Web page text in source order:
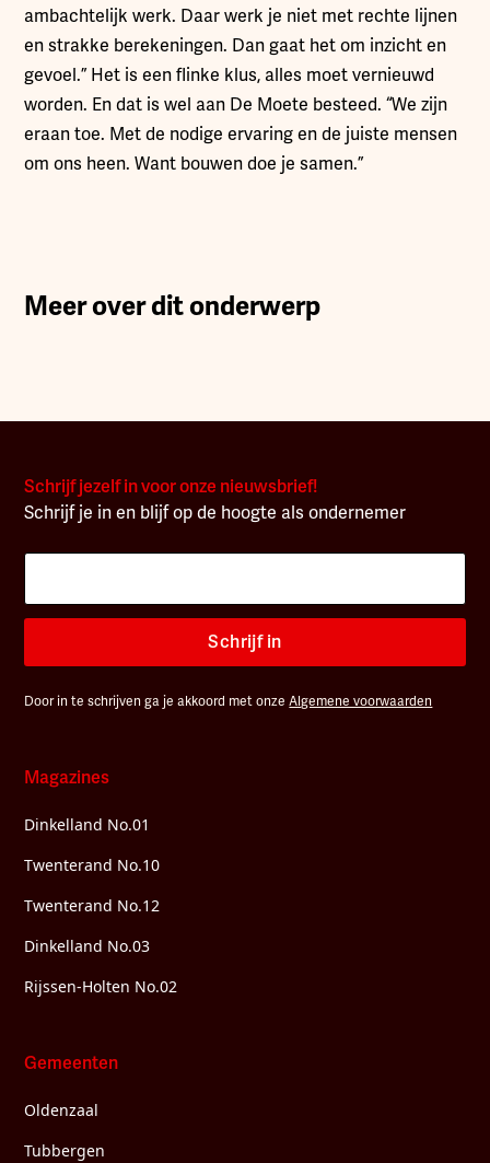
ambachtelijk werk. Daar werk je niet met rechte lijnen
en strakke berekeningen. Dan gaat het om inzicht en
gevoel.” Het is een flinke klus, alles moet vernieuwd
worden. En dat is wel aan De Moete besteed. “We zijn
eraan toe. Met de nodige ervaring en de juiste mensen
om ons heen. Want bouwen doe je samen.”
Meer over dit onderwerp
Schrijf jezelf in voor onze nieuwsbrief!
Schrijf je in en blijf op de hoogte als ondernemer
Schrijf in
Door in te schrijven ga je akkoord met onzeAlgemene voorwaarden
Magazines
Dinkelland No.01
Twenterand No.10
Twenterand No.12
Dinkelland No.03
Rijssen-Holten No.02
Gemeenten
Oldenzaal
Tubbergen